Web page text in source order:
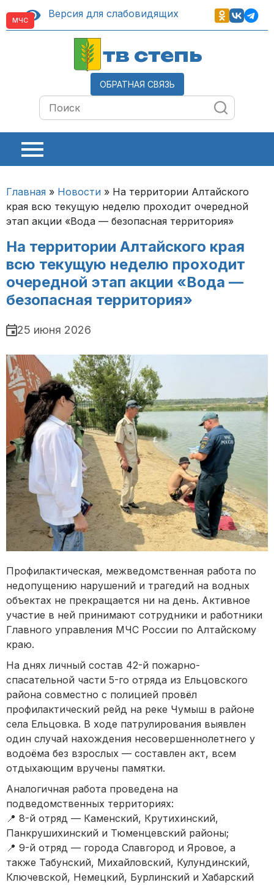
Версия для слабовидящих
тв степь
ОБРАТНАЯ СВЯЗЬ
Главная » Новости » На территории Алтайского
края всю текущую неделю проходит очередной
этап акции «Вода — безопасная территория»
На территории Алтайского края
всю текущую неделю проходит
очередной этап акции «Вода —
безопасная территория»
МЧС
25 июня 2026
Профилактическая, межведомственная работа по
недопущению нарушений и трагедий на водных
объектах не прекращается ни на день. Активное
участие в ней принимают сотрудники и работники
Главного управления МЧС России по Алтайскому
краю.
На днях личный состав 42-й пожарно-
спасательной части 5-го отряда из Ельцовского
района совместно с полицией провёл
профилактический рейд на реке Чумыш в районе
села Ельцовка. В ходе патрулирования выявлен
один случай нахождения несовершеннолетнего у
водоёма без взрослых — составлен акт, всем
отдыхающим вручены памятки.
Аналогичная работа проведена на
подведомственных территориях:
📍 8-й отряд — Каменский, Крутихинский,
Панкрушихинский и Тюменцевский районы;
📍 9-й отряд — города Славгород и Яровое, а
также Табунский, Михайловский, Кулундинский,
Ключевской, Немецкий, Бурлинский и Хабарский